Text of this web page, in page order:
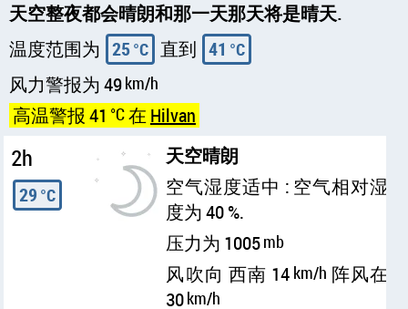
天空整夜都会晴朗和那一天那天将是晴天.
温度范围为 25°C 直到 41 °C
风力警报为 49km/h
高温警报 41 °C在 Hilvan
2h
29 °C
天空晴朗
空气湿度适中 : 空气相对湿
度为 40 %.
压力为 1005mb
风吹向 西南 14 km/h 阵风在
30km/h